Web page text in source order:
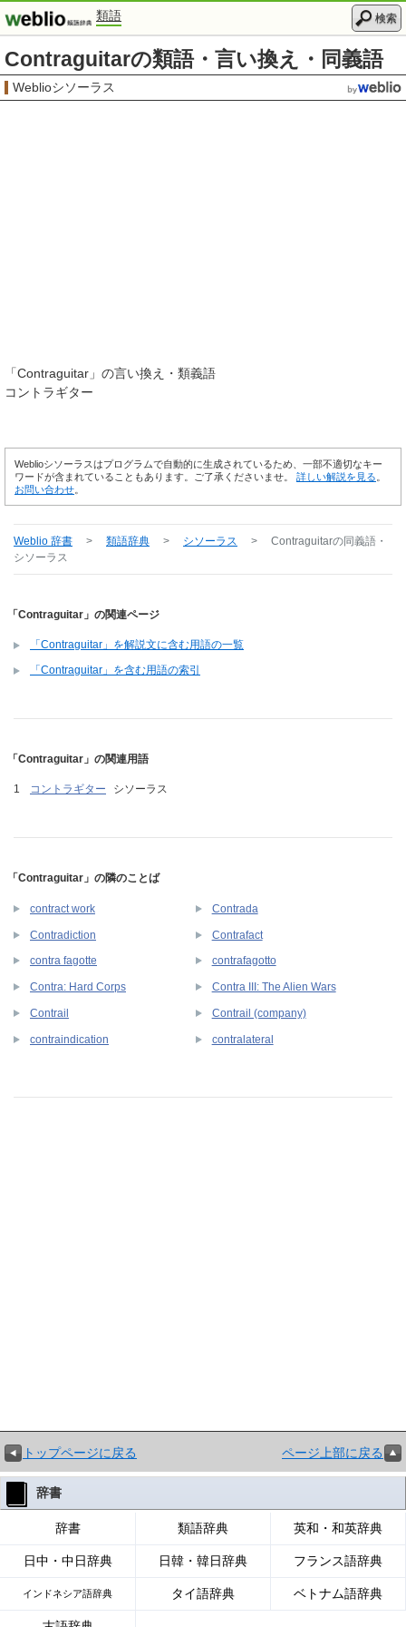
類語 検索
Contraguitarの類語・言い換え・同義語
Weblioシソーラス
「Contraguitar 」の言い換え・類義語
コントラギター
Weblioシソーラスはプログラムで自動的に生成されているため、一部不適切なキー
ワードが含まれていることもあります。ご了承くださいませ。 詳しい解説を見る
お問い合わせ
Weblio 辞書 > 類語辞典 > シソーラス > Contraguitarの同義語・
シソーラス
「Contraguitar」の関連ページ
「Contraguitar」を解説文に含む用語の一覧
「Contraguitar」を含む用語の索引
「Contraguitar」の関連用語
コントラギター シソーラス
「Contraguitar」の隣のことば
contract work Contrada
Contradiction Contrafact
contra fagotte contrafagotto
Contra: Hard Corps Contra III: The Alien Wars
Contrail Contrail (company)
contraindication contralateral
トップページに戻る ページ上部に戻る
辞書
辞書 類語辞典 英和・和英辞典
日中・中日辞典 日韓・韓日辞典 フランス語辞典
インドネシア語辞典 タイ語辞典 ベトナム語辞典